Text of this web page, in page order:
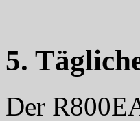
5.
Der